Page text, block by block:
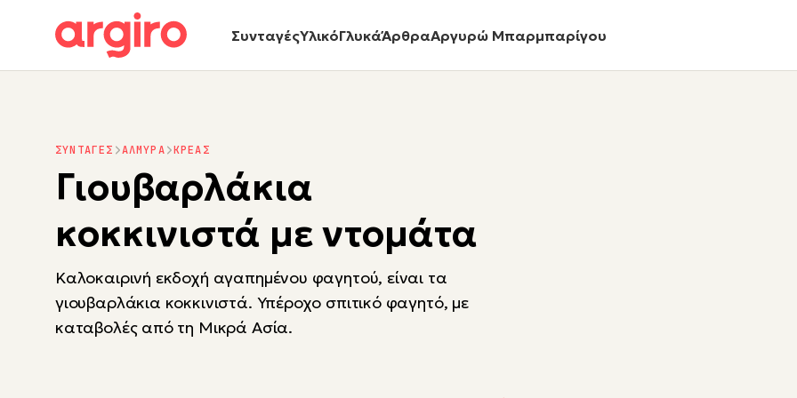
ΣυνταγέςΥλικόΓλυκάΆρθραΑργυρώ Μπαρμπαρίγου
ΣΥΝΤΑΓΕΣ ΑΛΜΥΡΑ ΚΡΕΑΣ
Γιουβαρλάκια
κοκκινιστά με ντομάτα
Καλοκαιρινή εκδοχή αγαπημένου φαγητού, είναι τα
γιουβαρλάκια κοκκινιστά. Υπέροχο σπιτικό φαγητό, με
καταβολές από τη Μικρά Ασία.